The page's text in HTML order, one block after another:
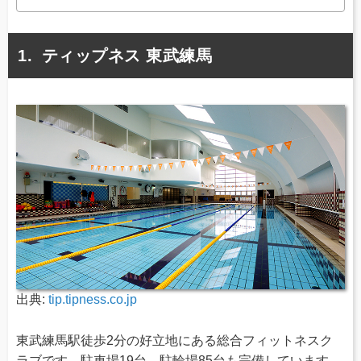
ティップネス 東武練馬
出典: tip.tipness.co.jp
東武練馬駅徒歩2分の好立地にある総合フィットネスク